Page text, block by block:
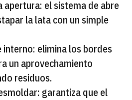
apertura: el sistema de abre
la lata con un simple
interno: elimina los bordes
un aprovechamiento
residuos.
garantiza que el